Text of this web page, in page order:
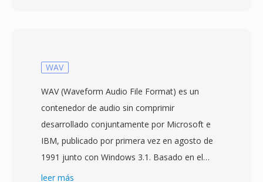
qué puede contener vídeo comprimido con
tempranos Cinepak e Indeo hasta los
modernos DivX, Xvid y flujos H.264. Está
flexibilidad contribuyo a su adopción
generalizada en computadores personales
durante las décadas de 1990 y 2000. Una
WAV
WAV (Waveform Audio File Format) es un
contenedor de audio sin comprimir
desarrollado conjuntamente por Microsoft e
IBM, publicado por primera vez en agosto de
1991 junto con Windows 3.1. Basado en el
formato RIFF (Resource Interchange File
leer más